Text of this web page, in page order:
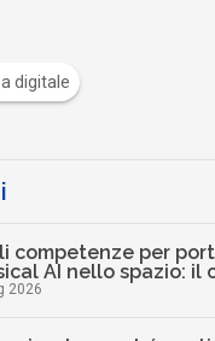
digitale
competenze per
AI nello spazio: il
2026